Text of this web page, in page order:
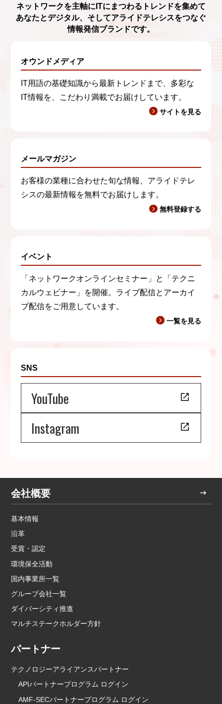
ネットワークを主軸に ITにまつわるトレンドを集めて
あなたとデジタル、 そしてアライドテレシスをつなぐ
情報発信ブランドです。
オウンドメディア
IT用語の基礎知識から最新トレンドまで、多彩な
IT情報を、こだわり満載でお届けしています。
サイトを見る
メールマガジン
お客様の業種に合わせた旬な情報、アライドテレ
シスの最新情報を無料でお届けします。
無料登録する
イベント
「ネットワークオンラインセミナー」と「テクニ
カルウェビナー」を開催。ライブ配信とアーカイ
ブ配信をご用意しています。
一覧を見る
SNS
YouTube
Instagram
会社概要
基本情報
沿革
受賞・認定
環境保全活動
国内事業所一覧
グループ会社一覧
ダイバーシティ推進
マルチステークホルダー方針
パートナー
テクノロジーアライアンスパートナー
APIパートナープログラム ログイン
AMF-SECパートナープログラム ログイン